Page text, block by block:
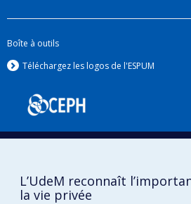
Boîte à outils
Téléchargez les logos de l'ESPUM
L’UdeM reconnaît
la vie privée